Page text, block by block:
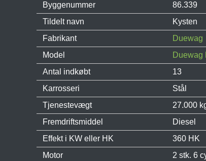
Byggenummer
86.339
Tildelt navn
Kysten
Fabrikant
Duewag
Model
Duewag
Antal indkøbt
13
Karrosseri
Stål
Tjenestevægt
27.000
Fremdriftsmiddel
Diesel
Effekt i KW eller HK
360 HK
Motor
2 stk. 6